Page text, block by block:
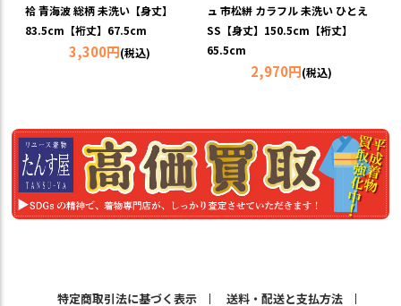
袷 青海波 総柄 未洗い【身丈】
83.5cm【裄丈】67.5cm
3,300円(税込)
ュ 市松絣 カラフル 未洗い ひとえ
SS【身丈】150.5cm【裄丈】
65.5cm
2,970円(税込)
特定商取引法に基づく表示 送料・配送と支払方法